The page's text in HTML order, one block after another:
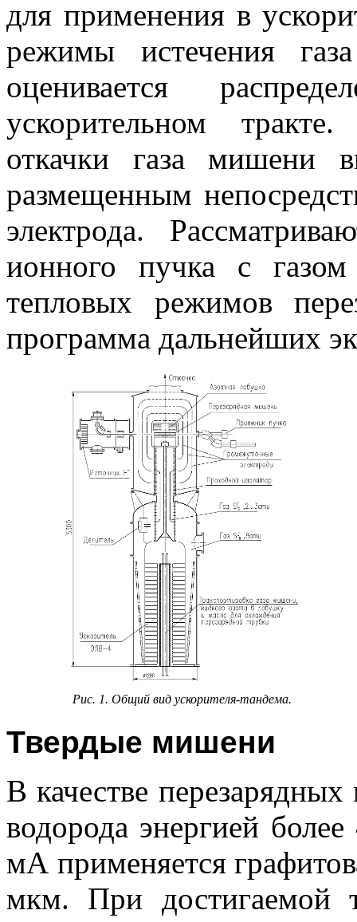
для применения в
режимы истечения
оценивается
ускорительном
откачки газа мишени
размещенным
электрода.
ионного пучка с
тепловых режимов
программа дальнейших
Рис. 1. Общий вид ускорителя-тандема.
Твердые мишени
В качестве
водорода энергией
мА применяется
мкм. При достигаемой